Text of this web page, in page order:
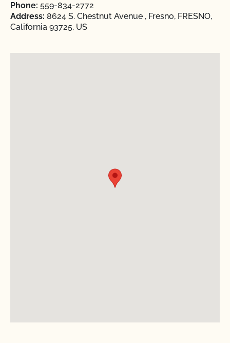
Phone: 559-834-2772
Address: 8624 S. Chestnut Avenue , Fresno, FRESNO,
California 93725, US